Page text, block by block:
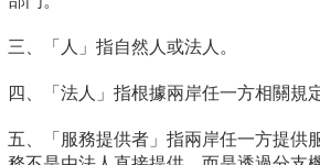
三、「人」指自然人或法人。
四、「法人」指根據兩岸任一方相關規
五、「服務提供者」指兩岸任一方提供